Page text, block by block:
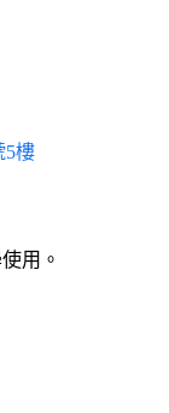
5樓
用。